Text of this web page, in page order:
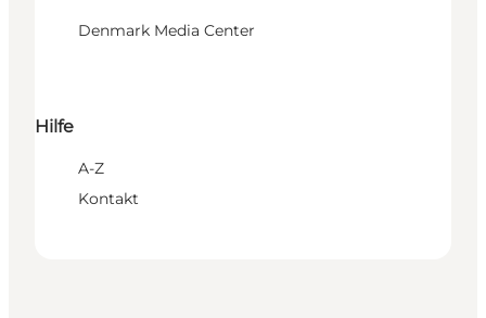
Denmark Media Center
Hilfe
A-Z
Kontakt